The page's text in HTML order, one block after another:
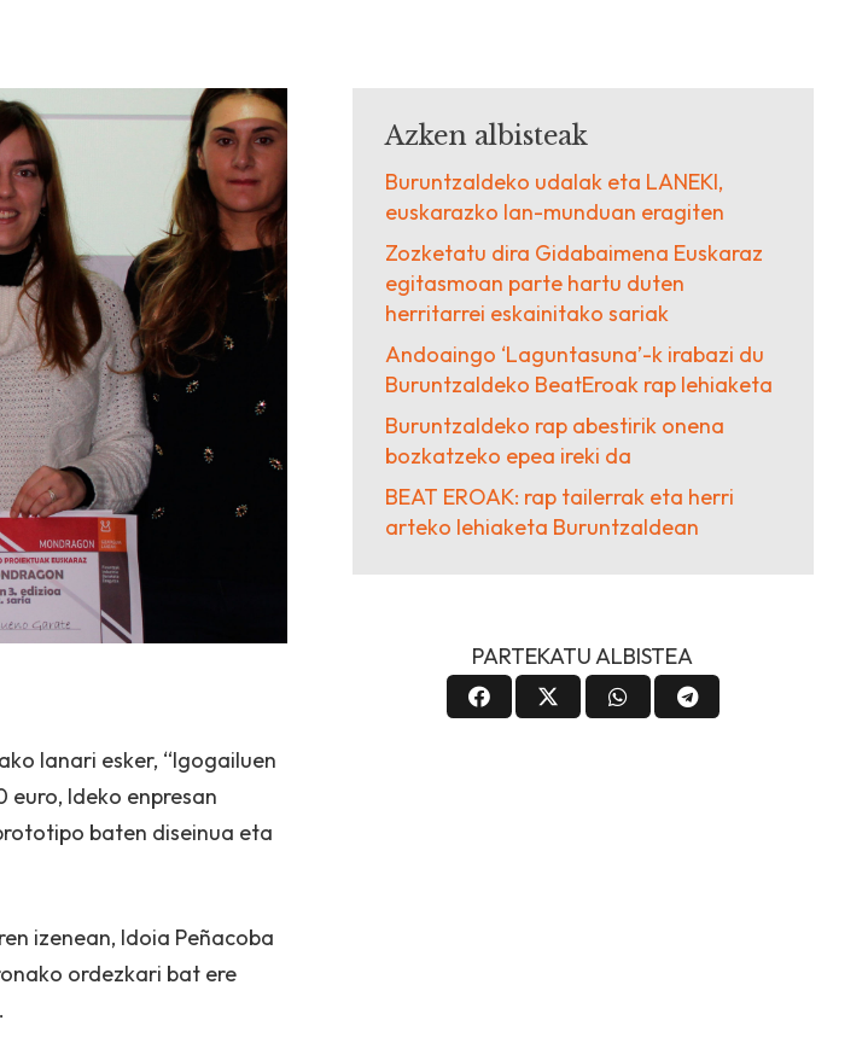
lanari esker, “Igogailuen
Ideko enpresan
baten diseinua eta
izenean, Idoia Peñacoba
ordezkari bat ere
Azken albisteak
Buruntzaldeko udalak eta LANEKI,
euskarazko lan-munduan eragiten
Zozketatu dira Gidabaimena Euskaraz
egitasmoan parte hartu duten
herritarrei eskainitako sariak
Andoaingo ‘Laguntasuna’-k irabazi du
Buruntzaldeko BeatEroak rap lehiaketa
Buruntzaldeko rap abestirik onena
bozkatzeko epea ireki da
BEAT EROAK: rap tailerrak eta herri
arteko lehiaketa Buruntzaldean
PARTEKATU ALBISTEA